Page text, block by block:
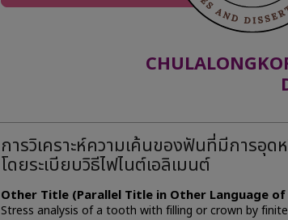
การวิเคราะห์ความเค้นของฟันที่มีการอุด
โดยระเบียบวิธีไฟไนต์เอลิเมนต์
Other Title (Parallel Title in Other Language of
Stress analysis of a tooth with filling or crown by